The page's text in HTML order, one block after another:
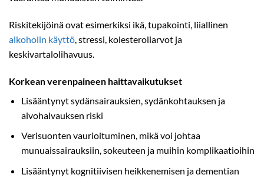
Riskitekijöinä ovat esimerkiksi ikä, tupakointi, liiallinen
alkoholin käyttö , stressi, kolesteroliarvot ja
keskivartalolihavuus.
Korkean verenpaineen haittavaikutukset
Lisääntynyt sydänsairauksien, sydänkohtauksen ja
aivohalvauksen riski
Verisuonten vaurioituminen, mikä voi johtaa
munuaissairauksiin, sokeuteen ja muihin komplikaatioihin
Lisääntynyt kognitiivisen heikkenemisen ja dementian